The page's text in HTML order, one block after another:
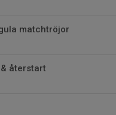
matchtröjor
återstart